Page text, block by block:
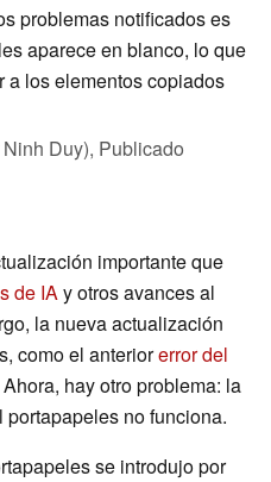
problemas notificados es
aparece en blanco, lo que
a los elementos copiados
Ninh Duy), Publicado
importante que
de IAy otros avances al
la nueva actualización
como el anteriorerror del
hay otro problema: la
no funciona.
se introdujo por